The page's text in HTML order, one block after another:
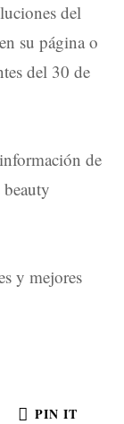
del
su página o
del 30 de
de
y mejores
PIN IT